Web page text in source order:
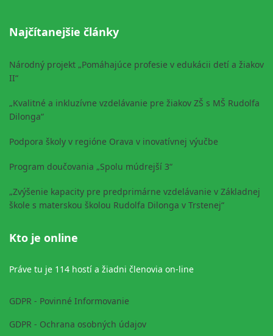
Najčítanejšie články
Národný projekt „Pomáhajúce profesie v edukácii detí a žiakov
II“
„Kvalitné a inkluzívne vzdelávanie pre žiakov ZŠ s MŠ Rudolfa
Dilonga“
Podpora školy v regióne Orava v inovatívnej výučbe
Program doučovania „Spolu múdrejší 3“
„Zvýšenie kapacity pre predprimárne vzdelávanie v Základnej
škole s materskou školou Rudolfa Dilonga v Trstenej“
Kto je online
Práve tu je 114 hostí a žiadni členovia on-line
GDPR - Povinné Informovanie
GDPR - Ochrana osobných údajov